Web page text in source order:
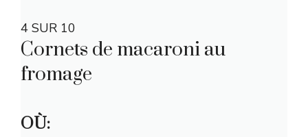
4 SUR 10
Cornets de macaroni au
fromage
OÙ: